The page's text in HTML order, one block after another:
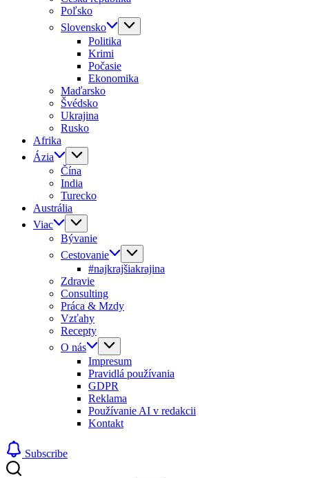
Poľsko
Slovensko
Politika
Krimi
Počasie
Ekonomika
Maďarsko
Švédsko
Ukrajina
Rusko
Afrika
Ázia
Čína
India
Turecko
Austrália
Viac
Bývanie
Cestovanie
#najkrajšiakrajina
Zdravie
Consulting
Práca & Mzdy
Vzťahy
Recepty
O nás
Impresum
Pravidlá používania
GDPR
Reklama
Používanie AI v redakcii
Kontakt
Subscribe